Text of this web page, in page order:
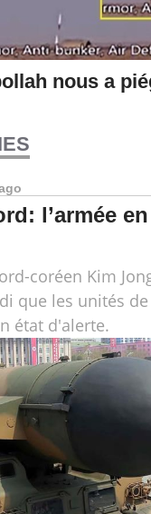
nous a
l’armée
coréen Kim
que les unités
état d'alerte.